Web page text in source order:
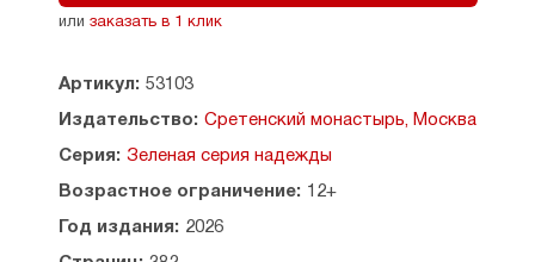
или заказать в 1 клик
Артикул: 53103
Издательство: Сретенский монастырь, Москва
Серия: Зеленая серия надежды
Возрастное ограничение: 12+
Год издания: 2026